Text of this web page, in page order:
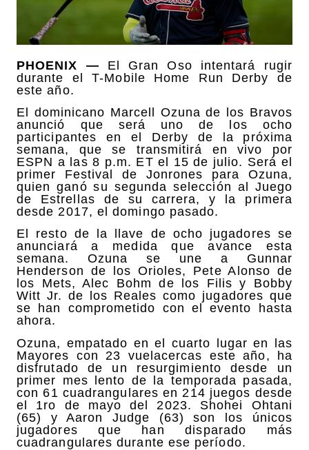
PHOENIX — El Gran Oso intentará rugir
durante el T-Mobile Home Run Derby de
este año.
El dominicano Marcell Ozuna de los Bravos
anunció que será uno de los ocho
participantes en el Derby de la próxima
semana, que se transmitirá en vivo por
ESPN a las 8 p.m. ET el 15 de julio. Será el
primer Festival de Jonrones para Ozuna,
quien ganó su segunda selección al Juego
de Estrellas de su carrera, y la primera
desde 2017, el domingo pasado.
El resto de la llave de ocho jugadores se
anunciará a medida que avance esta
semana. Ozuna se une a Gunnar
Henderson de los Orioles, Pete Alonso de
los Mets, Alec Bohm de los Filis y Bobby
Witt Jr. de los Reales como jugadores que
se han comprometido con el evento hasta
ahora.
Ozuna, empatado en el cuarto lugar en las
Mayores con 23 vuelacercas este año, ha
disfrutado de un resurgimiento desde un
primer mes lento de la temporada pasada,
con 61 cuadrangulares en 214 juegos desde
el 1ro de mayo del 2023. Shohei Ohtani
(65) y Aaron Judge (63) son los únicos
jugadores que han disparado más
cuadrangulares durante ese período.